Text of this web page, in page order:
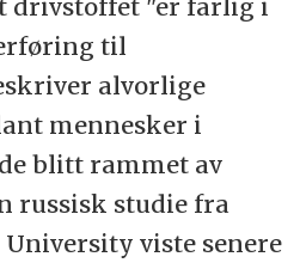
drivstoffet "er farlig i
til
alvorlige
mennesker i
blitt rammet av
russisk studie fra
viste senere